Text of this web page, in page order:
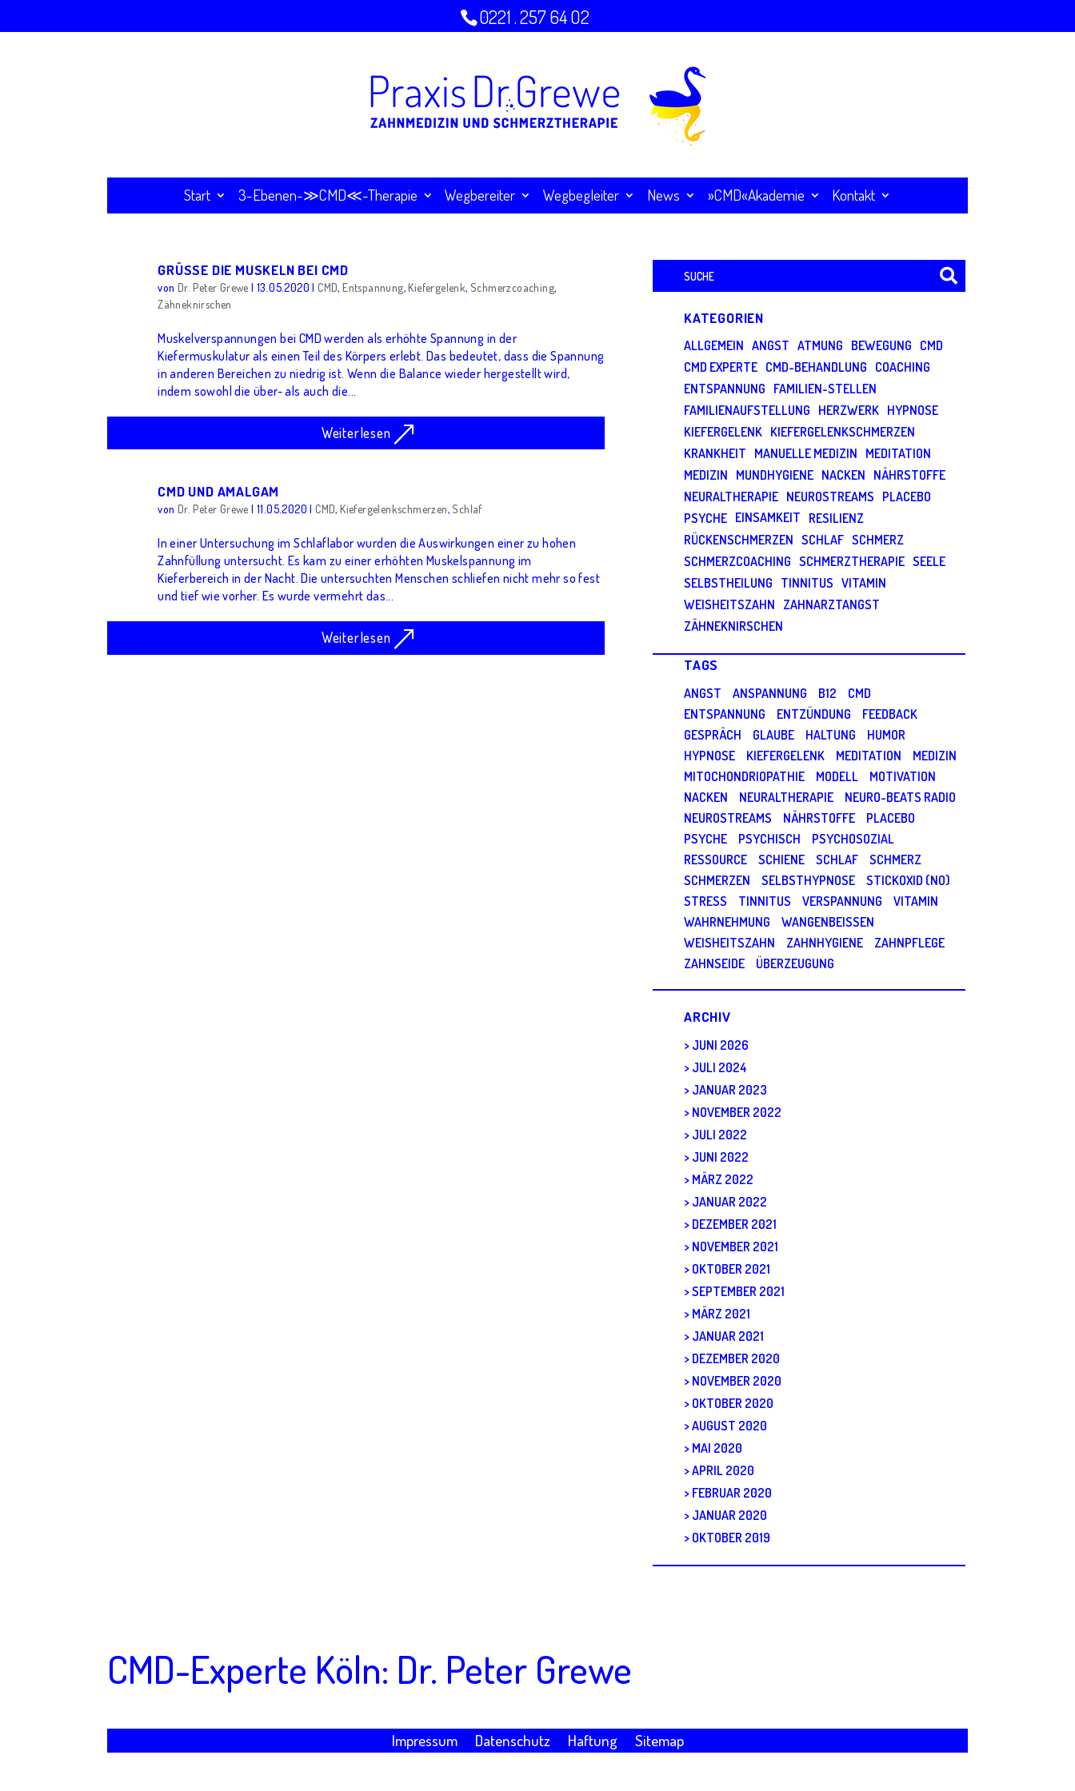
0221 . 257 64 O2
Start 3-Ebenen-≫CMD≪-Therapie Wegbereiter Wegbegleiter News »CMD«Akademie Kontakt
GRÜSSE DIE MUSKELN BEI CMD
von Dr. Peter Grewe | 13.05.2020 |CMD,Entspannung,Kiefergelenk, Schmerzcoaching,
Zähneknirschen
Muskelverspannungen bei CMD werden als erhöhte Spannung in der
Kiefermuskulatur als einen Teil des Körpers erlebt. Das bedeutet, dass die Spannung
in anderen Bereichen zu niedrig ist. Wenn die Balance wieder hergestellt wird,
indem sowohl die über- als auch die...
Weiterlesen
CMD UND AMALGAM
von Dr. Peter Grewe | 11.05.2020 |CMD,Kiefergelenkschmerzen, Schlaf
In einer Untersuchung im Schlaflabor wurden die Auswirkungen einer zu hohen
Zahnfüllung untersucht. Es kam zu einer erhöhten Muskelspannung im
Kieferbereich in der Nacht. Die untersuchten Menschen schliefen nicht mehr so fest
und tief wie vorher. Es wurde vermehrt das...
Weiterlesen
Suchen
nach:
KATEGORIEN
ALLGEMEIN ANGST ATMUNG BEWEGUNG CMD
CMD EXPERTE CMD-BEHANDLUNG COACHING
ENTSPANNUNG FAMILIEN-STELLEN
FAMILIENAUFSTELLUNG HERZWERK HYPNOSE
KIEFERGELENK KIEFERGELENKSCHMERZEN
KRANKHEIT MANUELLE MEDIZIN MEDITATION
MEDIZIN MUNDHYGIENE NACKEN NÄHRSTOFFE
NEURALTHERAPIE NEUROSTREAMS PLACEBO
PSYCHE EINSAMKEIT RESILIENZ
RÜCKENSCHMERZEN SCHLAF SCHMERZ
SCHMERZCOACHING SCHMERZTHERAPIE SEELE
SELBSTHEILUNG TINNITUS VITAMIN
WEISHEITSZAHN ZAHNARZTANGST
ZÄHNEKNIRSCHEN
TAGS
ANGST ANSPANNUNG B12
CMD
ENTSPANNUNG
ENTZÜNDUNG
FEEDBACK
GESPRÄCH
GLAUBE HALTUNG
HUMOR
HYPNOSE
KIEFERGELENK MEDITATION
MEDIZIN
MITOCHONDRIOPATHIE
MODELL
MOTIVATION
NACKEN
NEURALTHERAPIE
NEURO-BEATS RADIO
NEUROSTREAMS
NÄHRSTOFFE
PLACEBO
PSYCHE
PSYCHISCH
PSYCHOSOZIAL
RESSOURCE
SCHIENE SCHLAF
SCHMERZ
SCHMERZEN
SELBSTHYPNOSE
STICKOXID (NO)
STRESS
TINNITUS VERSPANNUNG
VITAMIN
WAHRNEHMUNG
WANGENBEISSEN
WEISHEITSZAHN
ZAHNHYGIENE
ZAHNPFLEGE
ZAHNSEIDE
ÜBERZEUGUNG
ARCHIV
JUNI 2026
JULI 2024
JANUAR 2023
NOVEMBER 2022
JULI 2022
JUNI 2022
MÄRZ 2022
JANUAR 2022
DEZEMBER 2021
NOVEMBER 2021
OKTOBER 2021
SEPTEMBER 2021
MÄRZ 2021
JANUAR 2021
DEZEMBER 2020
NOVEMBER 2020
OKTOBER 2020
AUGUST 2020
MAI 2020
APRIL 2020
FEBRUAR 2020
JANUAR 2020
OKTOBER 2019
CMD-Experte Köln: Dr. Peter Grewe
Impressum Datenschutz Haftung Sitemap